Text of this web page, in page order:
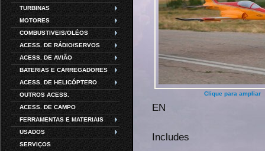
TURBINAS
MOTORES
COMBUSTIVEIS/OLÉOS
ACESS. DE RÁDIO/SERVOS
ACESS. DE AVIÃO
BATERIAS E CARREGADORES
ACESS. DE HELICÓPTERO
OUTROS ACESS.
ACESS. DE CAMPO
FERRAMENTAS E MATERIAIS
USADOS
SERVIÇOS
Clique para ampliar
EN
Includes